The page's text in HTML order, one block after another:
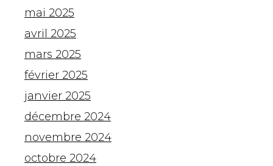
mai 2025
avril 2025
mars 2025
février 2025
janvier 2025
décembre 2024
novembre 2024
octobre 2024